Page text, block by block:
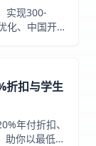
实现300-
化、中国开发
折扣与学生
年付折扣、
助你以最低价